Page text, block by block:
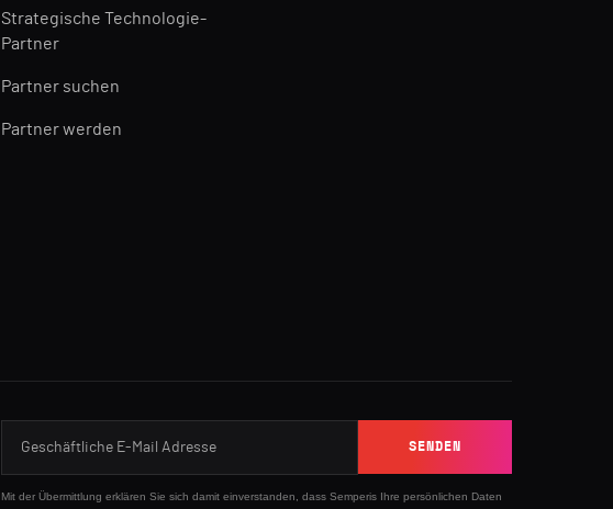
Strategische Technologie-
Partner
Partner suchen
Partner werden
Mit der Übermittlung erklären Sie sich damit einverstanden, dass Semperis Ihre persönlichen Daten
SENDEN